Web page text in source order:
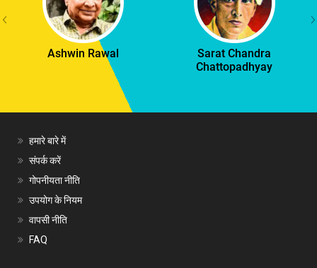
Ashwin Rawal
Sarat Chandra
Chattopadhyay
हमारे बारे में
संपर्क करें
गोपनीयता नीति
उपयोग के नियम
वापसी नीति
FAQ